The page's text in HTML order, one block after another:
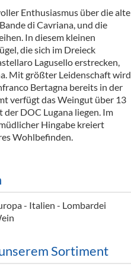
Alkoholfreie Getränke
Öle & Küchenartikel
Kaffee
Barzubehör
Equipment
Verpackung
Enthusiasmus über die alte
di Cavriana, und die
In diesem kleinen
die sich im Dreieck
Lagusello erstrecken,
Mit größter Leidenschaft wird
Bertagna bereits in der
verfügt das Weingut über 13
der DOC Lugana liegen. Im
Hingabe kreiert
Wohlbefinden.
- Italien - Lombardei
Sortiment